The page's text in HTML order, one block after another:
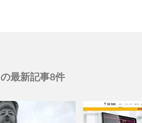
の最新記事8件